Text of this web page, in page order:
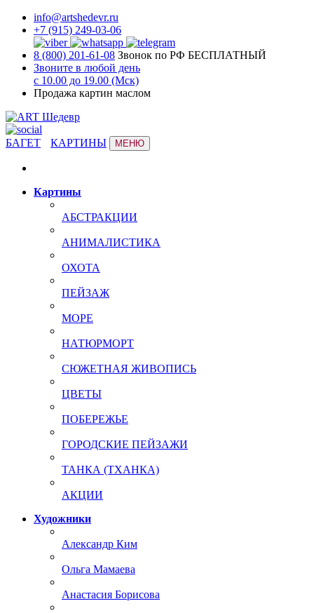
info@artshedevr.ru
+7 (915) 249-03-06
8 (800) 201-61-08 Звонок по РФ БЕСПЛАТНЫЙ
Звоните в любой день
с 10.00 до 19.00 (Мск)
Продажа картин маслом
БАГЕТ КАРТИНЫ МЕНЮ
Картины
АБСТРАКЦИИ
АНИМАЛИСТИКА
ОХОТА
ПЕЙЗАЖ
МОРЕ
НАТЮРМОРТ
СЮЖЕТНАЯ ЖИВОПИСЬ
ЦВЕТЫ
ПОБЕРЕЖЬЕ
ГОРОДСКИЕ ПЕЙЗАЖИ
ТАНКА (ТХАНКА)
АКЦИИ
Художники
Александр Ким
Ольга Мамаева
Анастасия Борисова